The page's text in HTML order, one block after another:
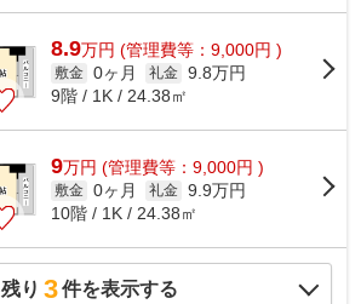
8.9万円 (管理費等：9,000円 )
敷金 0ヶ月 礼金 9.8万円
9階 / 1K / 24.38㎡
9万円 (管理費等：9,000円 )
敷金 0ヶ月 礼金 9.9万円
10階 / 1K / 24.38㎡
残り 3件を表示する